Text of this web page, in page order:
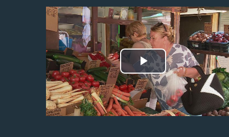
Odtwórz
wideo